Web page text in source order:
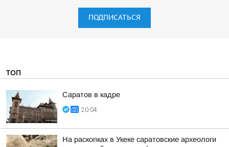
ПОДПИСАТЬСЯ
ТОП
Саратов в кадре
20:04
На раскопках в Укеке саратовские археологи